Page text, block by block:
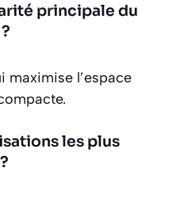
principale du
maximise l’espace
les plus